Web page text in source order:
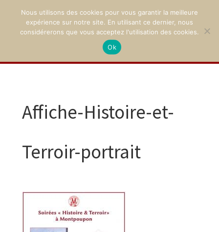
02 47 94 21 15
Affiche-Histoire-et-
Terroir-portrait
Nous utilisons des cookies pour vous garantir la meilleure
expérience sur notre site. En utilisant ce dernier, nous
considérerons que vous acceptez l'utilisation des cookies.
Ok